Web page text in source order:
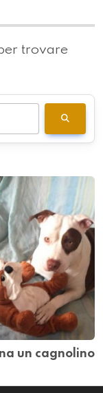
trovare
un cagnolino